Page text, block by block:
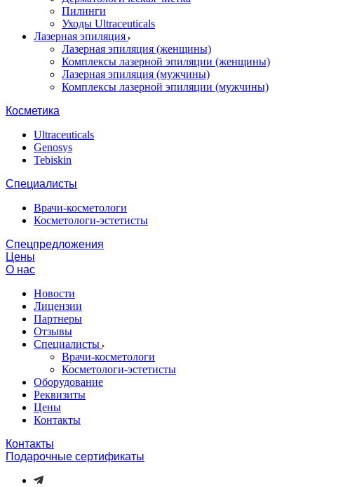
Пилинги
Уходы Ultraceuticals
Лазерная эпиляция
Лазерная эпиляция (женщины)
Комплексы лазерной эпиляции (женщины)
Лазерная эпиляция (мужчины)
Комплексы лазерной эпиляции (мужчины)
Косметика
Ultraceuticals
Genosys
Tebiskin
Специалисты
Врачи-косметологи
Косметологи-эстетисты
Спецпредложения
Цены
О нас
Новости
Лицензии
Партнеры
Отзывы
Специалисты
Врачи-косметологи
Косметологи-эстетисты
Оборудование
Реквизиты
Цены
Контакты
Контакты
Подарочные сертификаты